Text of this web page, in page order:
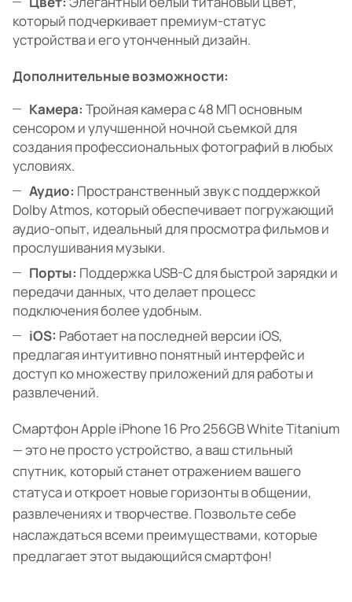
который подчеркивает премиум-статус
устройства и его утонченный дизайн.
Дополнительные возможности:
Камера: Тройная камера с 48 МП основным
сенсором и улучшенной ночной съемкой для
создания профессиональных фотографий в любых
условиях.
Аудио: Пространственный звук с поддержкой
Dolby Atmos, который обеспечивает погружающий
аудио-опыт, идеальный для просмотра фильмов и
прослушивания музыки.
Порты: Поддержка USB-C для быстрой зарядки и
передачи данных, что делает процесс
подключения более удобным.
iOS: Работает на последней версии iOS,
предлагая интуитивно понятный интерфейс и
доступ ко множеству приложений для работы и
развлечений.
Смартфон Apple iPhone 16 Pro 256GB White Titanium
— это не просто устройство, а ваш стильный
спутник, который станет отражением вашего
статуса и откроет новые горизонты в общении,
развлечениях и творчестве. Позвольте себе
наслаждаться всеми преимуществами, которые
предлагает этот выдающийся смартфон!